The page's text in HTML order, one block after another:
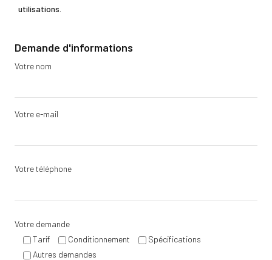
utilisations.
Demande d'informations
Votre nom
Votre e-mail
Votre téléphone
Votre demande
Tarif
Conditionnement
Spécifications
Autres demandes